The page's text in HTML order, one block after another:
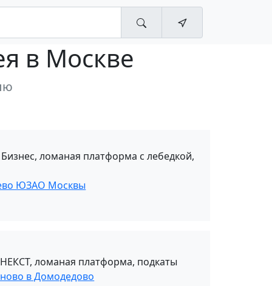
в Москве
ломаная платформа с лебедкой,
ЮЗАО Москвы
НЕКСТ, ломаная платформа, подкаты
в Домодедово